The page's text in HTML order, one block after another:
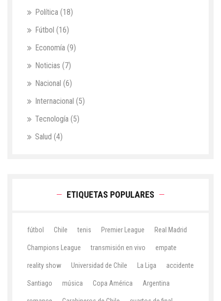
Política (18)
Fútbol (16)
Economía (9)
Noticias (7)
Nacional (6)
Internacional (5)
Tecnología (5)
Salud (4)
ETIQUETAS POPULARES
fútbol Chile tenis Premier League Real Madrid
Champions League transmisión en vivo empate
reality show Universidad de Chile La Liga accidente
Santiago música Copa América Argentina